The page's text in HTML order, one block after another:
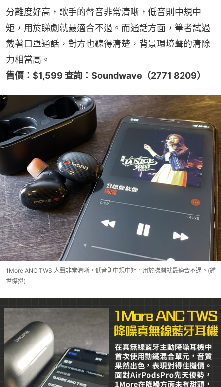
分離度好高，歌手的聲音非常清晰，低音則中規中
矩，用於睇劇就最適合不過。而通話方面，筆者試過
戴著口罩通話，對方也聽得清楚，背景環境聲的清除
力相當高。
售價：$1,599 查詢：Soundwave（2771 8209）
1More ANC TWS 人聲非常清晰，低音則中規中矩，用於睇劇就最適合不過。(鍾
世傑攝)